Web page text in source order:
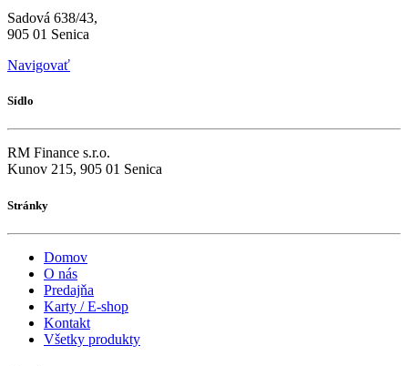
Sadová 638/43,
905 01 Senica
Navigovať
Sídlo
RM Finance s.r.o.
Kunov 215, 905 01 Senica
Stránky
Domov
O nás
Predajňa
Karty / E-shop
Kontakt
Všetky produkty